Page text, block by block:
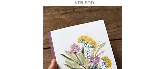
Livraison